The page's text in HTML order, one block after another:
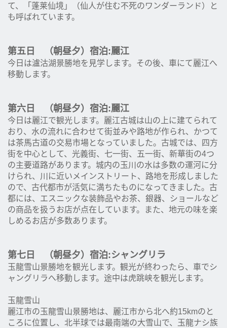
て、「蓬莱仙境」（仙人が住む不死のワンダーランド）と
も呼ばれています。
第五日 （朝昼夕）宿泊:麗江
今日は瀘沽湖景勝地を見学します。その後、車にて麗江へ
移動します。
第六日 （朝昼夕）宿泊:麗江
今日は麗江で観光します。麗江古城は山の上に建てられて
おり、水の流れに合わせて街並みや路地が作られ、かつて
は茶馬古道の交易市場となっていました。古城では、四方
街を中心として、光義街、七一街、五一街、新華街の4つ
の主要道路があります。城内の玉川の水は多数の運河に分
けられ、川に近いメインストリート、路地を形成しました
ので、古代都市が活気に満ちたものになってきました。古
都には、エスニックな装飾品やお茶、銀器、ショールなど
の商品を扱うお店が点在しています。また、地元の味を楽
しめるお店が多数あります。
第七日 （朝昼夕）宿泊:シャングリラ
玉龍雪山景勝地を観光します。観光が終わったら、車でシ
ャングリラへ移動します。途中は虎跳峡を観光します。
玉龍雪山
麗江市の玉龍雪山景勝地は、麗江市から北へ約15kmのと
ころに位置し、北半球では最南端の大雪山で、玉龍ナシ族